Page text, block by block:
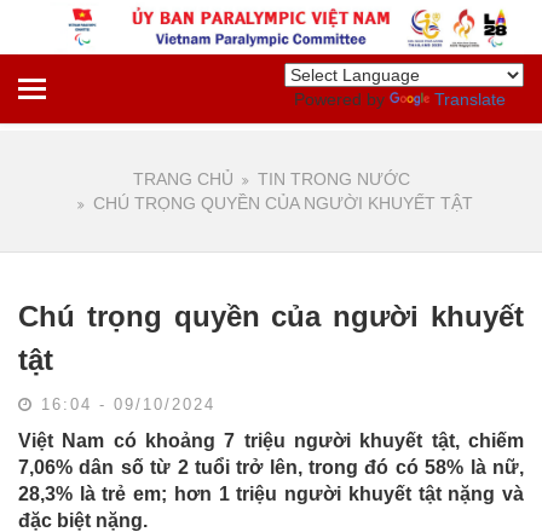
Powered by Translate
TRANG CHỦ
TIN TRONG NƯỚC
CHÚ TRỌNG QUYỀN CỦA NGƯỜI KHUYẾT TẬT
Chú trọng quyền của người khuyết
tật
16:04 - 09/10/2024
Việt Nam có khoảng 7 triệu người khuyết tật, chiếm
7,06% dân số từ 2 tuổi trở lên, trong đó có 58% là nữ,
28,3% là trẻ em; hơn 1 triệu người khuyết tật nặng và
đặc biệt nặng.